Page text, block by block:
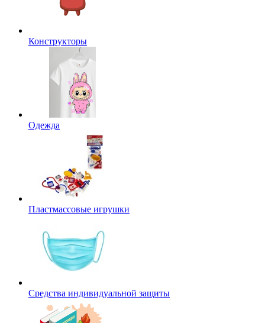
Конструкторы
Одежда
Пластмассовые игрушки
Средства индивидуальной защиты